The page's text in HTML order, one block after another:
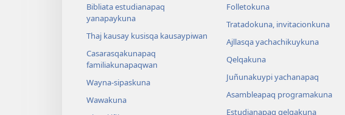
Bibliata estudianapaq
yanapaykuna
Thaj kausay kusisqa kausaypiwan
Casarasqakunapaq
familiakunapaqwan
Wayna-sipaskuna
Wawakuna
Folletokuna
Tratadokuna, invitacionkuna
Ajllasqa yachachikuykuna
Qelqakuna
Juñunakuypi yachanapaq
Asambleapaq programakuna
Estudianapaq qelqakuna